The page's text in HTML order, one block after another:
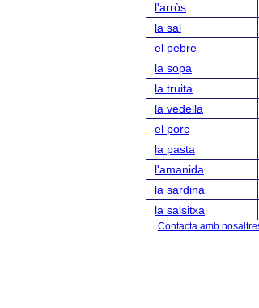
l'arròs
la sal
el pebre
la sopa
la truita
la vedella
el porc
la pasta
l'amanida
la sardina
la salsitxa
Contacta amb